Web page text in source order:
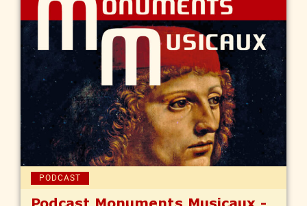
PODCAST
Podcast Monuments Musicaux -